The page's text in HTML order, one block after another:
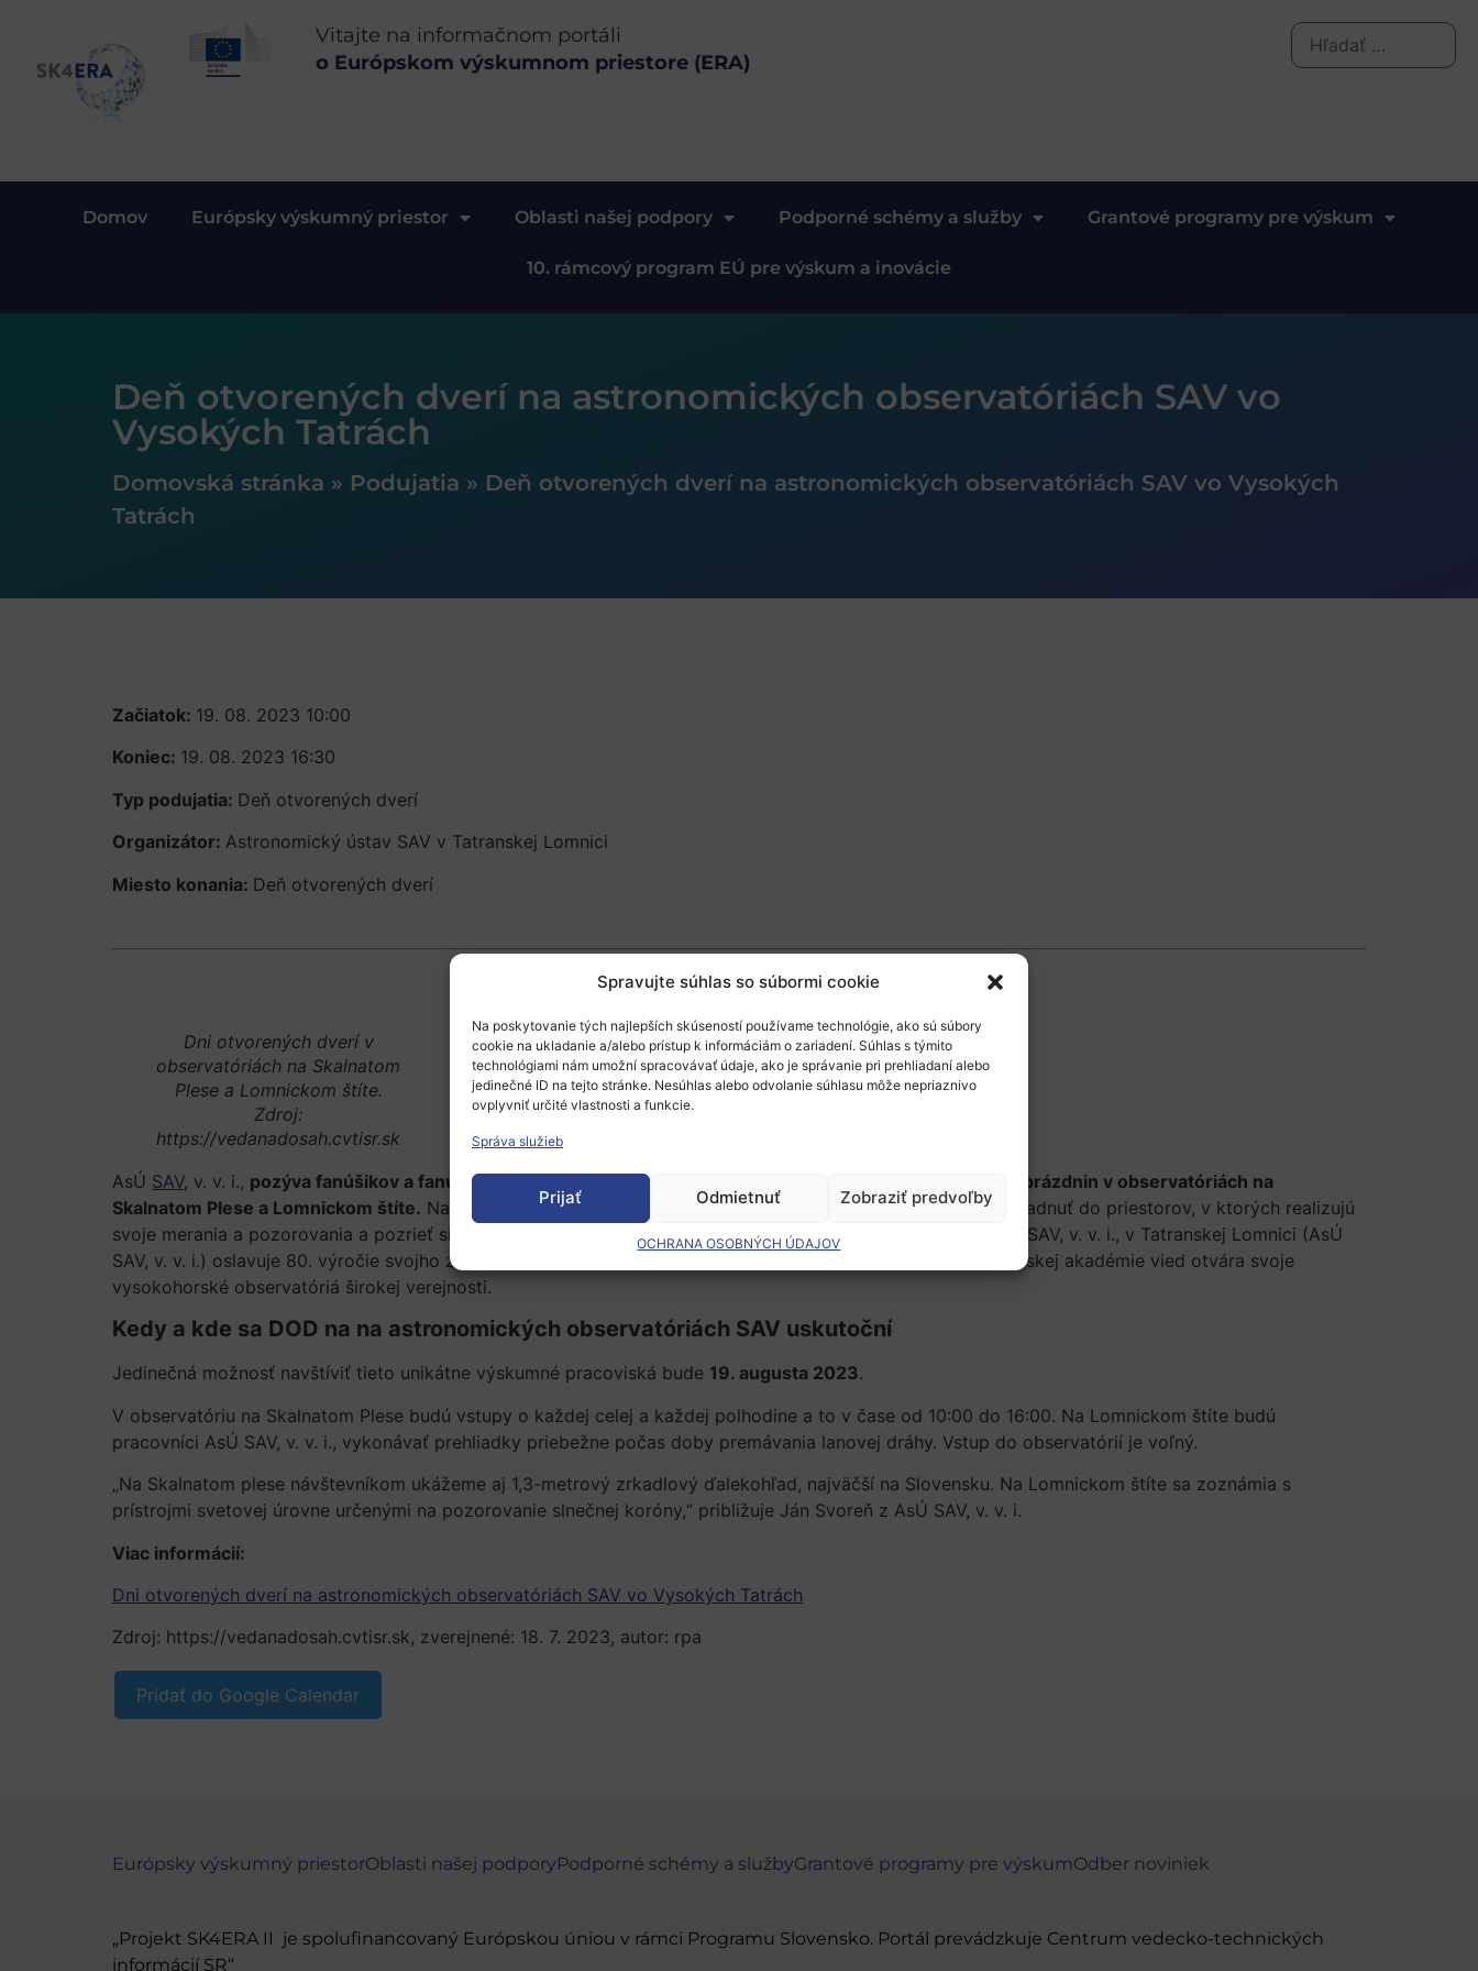
Spravujte súhlas so súbormi cookie
Na poskytovanie tých najlepších skúseností používame technológie, ako sú súbory
cookie na ukladanie a/alebo prístup k informáciám o zariadení. Súhlas s týmito
technológiami nám umožní spracovávať údaje, ako je správanie pri prehliadaní alebo
jedinečné ID na tejto stránke. Nesúhlas alebo odvolanie súhlasu môže nepriaznivo
ovplyvniť určité vlastnosti a funkcie.
Správa služieb
Prijať Odmietnuť Zobraziť predvoľby
OCHRANA OSOBNÝCH ÚDAJOV
Vitajte na informačnom portáli
o Európskom výskumnom priestore (ERA)
Domov Európsky výskumný priestor Oblasti našej podpory Podporné schémy a služby Grantové programy pre výskum
10. rámcový program EÚ pre výskum a inovácie
Deň otvorených dverí na astronomických observatóriách SAV vo
Vysokých Tatrách
Domovská stránka » Podujatia » Deň otvorených dverí na astronomických observatóriách SAV vo Vysokých
Tatrách
Začiatok: 19. 08. 2023 10:00
Koniec: 19. 08. 2023 16:30
Typ podujatia: Deň otvorených dverí
Organizátor: Astronomický ústav SAV v Tatranskej Lomnici
Miesto konania: Deň otvorených dverí
Dni otvorených dverí v
observatóriách na Skalnatom
Plese a Lomnickom štíte.
Zdroj:
https://vedanadosah.cvtisr.sk
AsÚ SAV, v. v. i., pozýva fanúšikov a fanúšičky astronómie na dni otvorených dverí, ktoré organizuje počas prázdnin v observatóriách na
Skalnatom Plese a Lomnickom štíte. Nadšenci vesmírubudú mať príležitosť spoznať prácu astronómov, nahliadnuť do priestorov, v ktorých realizujú
svoje merania a pozorovania a pozrieť si teleskopy a prístrojové vybavenie observatórií. Astronomický ústav SAV, v. v. i., v Tatranskej Lomnici (AsÚ
SAV, v. v. i.) oslavuje 80. výročie svojho založenia. Pri tejto príležitosti a tiež pri príležitosti 70. výročia Slovenskej akadémie vied otvára svoje
vysokohorské observatóriá širokej verejnosti.
Kedy a kde sa DOD na na astronomických observatóriách SAV uskutoční
Jedinečná možnosť navštíviť tieto unikátne výskumné pracoviská bude 19. augusta 2023.
V observatóriu na Skalnatom Plese budú vstupy o každej celej a každej polhodine a to v čase od 10:00 do 16:00. Na Lomnickom štíte budú
pracovníci AsÚ SAV, v. v. i., vykonávať prehliadky priebežne počas doby premávania lanovej dráhy. Vstup do observatórií je voľný.
„Na Skalnatom plese návštevníkom ukážeme aj 1,3-metrový zrkadlový ďalekohľad, najväčší na Slovensku. Na Lomnickom štíte sa zoznámia s
prístrojmi svetovej úrovne určenými na pozorovanie slnečnej koróny,“ približuje Ján Svoreň z AsÚ SAV, v. v. i.
Viac informácií:
Dni otvorených dverí na astronomických observatóriách SAV vo Vysokých Tatrách
Zdroj: https://vedanadosah.cvtisr.sk, zverejnené: 18. 7. 2023, autor: rpa
Pridať do Google Calendar
Európsky výskumný priestorOblasti našej podporyPodporné schémy a službyGrantové programy pre výskumOdber noviniek
„Projekt SK4ERA II je spolufinancovaný Európskou úniou v rámci Programu Slovensko. Portál prevádzkuje Centrum vedecko-technických
informácií SR“